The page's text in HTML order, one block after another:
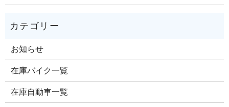
お知らせ
在庫バイク一覧
在庫自動車一覧